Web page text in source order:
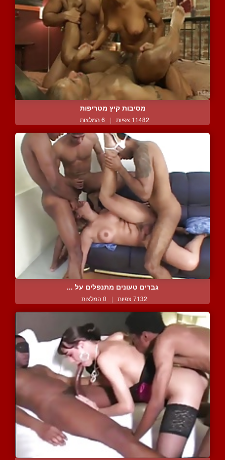
מסיבות קיץ מטריפות
11482 צפיות | 6 המלצות
גברים טעונים מתנפלים על ...
7132 צפיות | 0 המלצות